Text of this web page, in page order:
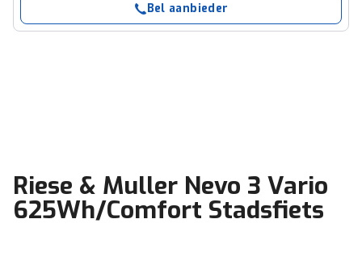
Bel aanbieder
Riese & Muller Nevo 3 Vario
625Wh/Comfort Stadsfiets